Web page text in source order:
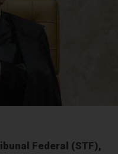
Federal (STF),